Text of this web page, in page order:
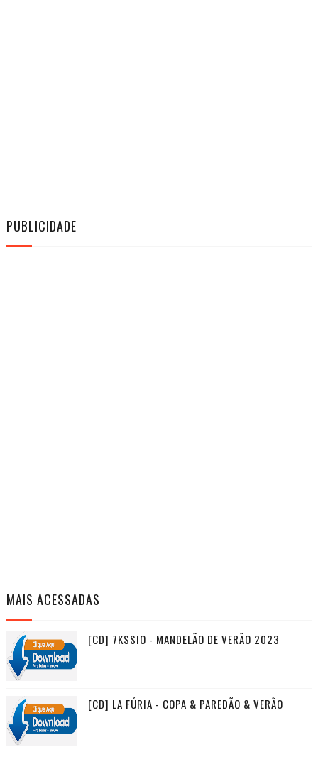
PUBLICIDADE
MAIS ACESSADAS
[CD] 7KSSIO - MANDELÃO DE VERÃO 2023
[CD] LA FÚRIA - COPA & PAREDÃO & VERÃO